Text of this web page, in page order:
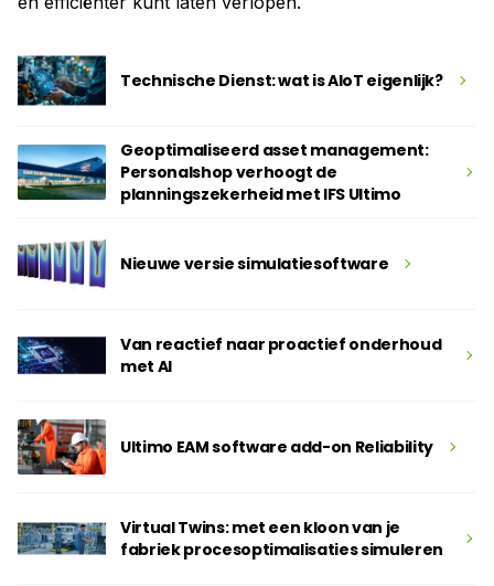
Technische Dienst: wat is AIoT eigenlijk?
Geoptimaliseerd asset management:
Personalshop verhoogt de
planningszekerheid met IFS Ultimo
Nieuwe versie simulatiesoftware
Van reactief naar proactief onderhoud
met AI
Ultimo EAM software add-on Reliability
Virtual Twins: met een kloon van je
fabriek procesoptimalisaties simuleren